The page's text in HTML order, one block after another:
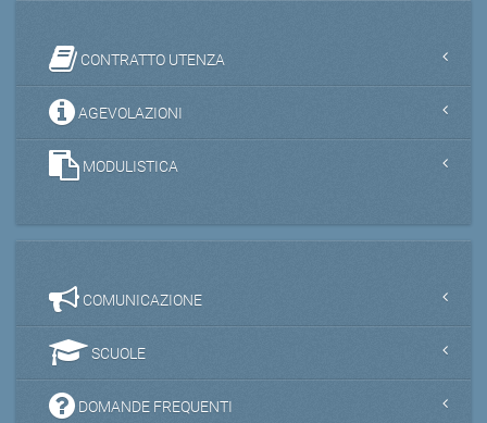
CONTRATTO UTENZA
AGEVOLAZIONI
MODULISTICA
COMUNICAZIONE
SCUOLE
DOMANDE FREQUENTI